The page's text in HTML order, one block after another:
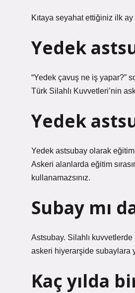
Kıtaya seyahat ettiğiniz ilk ay
Yedek
“Yedek çavuş ne iş yapar?”
Türk Silahlı Kuvvetleri’nin
Yedek
Yedek astsubay olarak
Askeri alanlarda eğitim
kullanamazsınız.
Subay mı
Astsubay. Silahlı
askeri hiyerarşide subaylara
Kaç yılda